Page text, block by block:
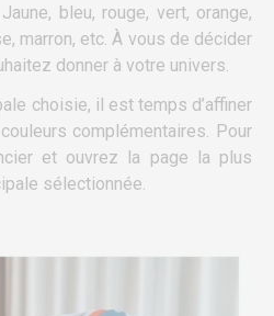
bleu, rouge, vert, orange,
marron, etc. À vous de décider
donner à votre univers.
choisie, il est temps d’affiner
complémentaires. Pour
et ouvrez la page la plus
sélectionnée.